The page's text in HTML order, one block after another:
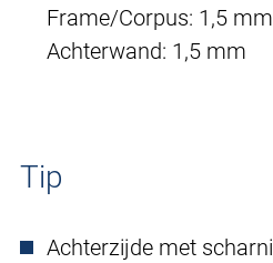
Frame/Corpus: 1,5 mm
Achterwand: 1,5 mm
Tip
Achterzijde met